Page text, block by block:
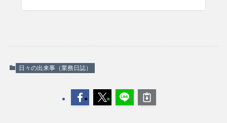
日々の出来事（業務日誌）